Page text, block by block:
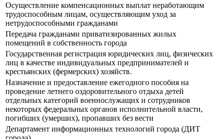
Осуществление компенсационных выплат неработающим
трудоспособным лицам, осуществляющим уход за
нетрудоспособными гражданами
Передача гражданами приватизированных жилых
помещений в собственность города
Государственная регистрация юридических лиц, физических
лиц в качестве индивидуальных предпринимателей и
крестьянских (фермерских) хозяйств.
Назначение и предоставление ежегодного пособия на
проведение летнего оздоровительного отдыха детей
отдельных категорий военнослужащих и сотрудников
некоторых федеральных органов исполнительной власти,
погибших (умерших), пропавших без вести
Департамент информационных технологий города (ДИТ